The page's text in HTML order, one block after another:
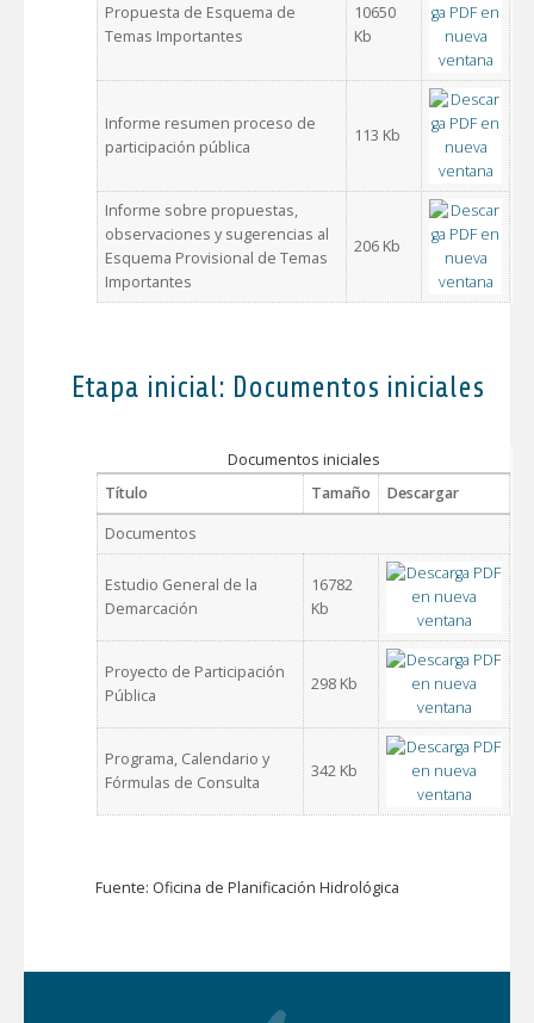
Propuesta de Esquema de
Temas Importantes
10650
Kb
Informe resumen proceso de
participación pública
113 Kb
Informe sobre propuestas,
observaciones y sugerencias al
Esquema Provisional de Temas
Importantes
206 Kb
Etapa inicial: Documentos iniciales
Documentos iniciales
Título
Tamaño
Descargar
Documentos
Estudio General de la
Demarcación
16782
Kb
Proyecto de Participación
Pública
298 Kb
Programa, Calendario y
Fórmulas de Consulta
342 Kb
Fuente: Oficina de Planificación Hidrológica